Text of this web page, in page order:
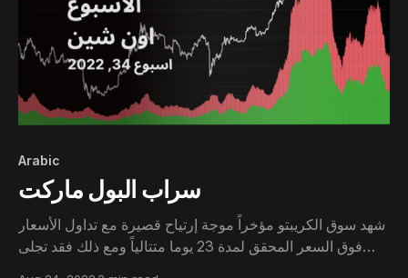
Arabic
سراب البول ماركت
شهد سوق الكريبتو مؤخراً موجة إرتياح قصيرة مع تداول الأسعار
فوق السعر المحقق لمدة 23 يوما متتالياً ومع ذلك فقد تجلى